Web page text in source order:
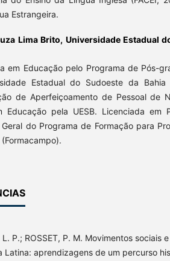
Estrangeira.
Lima Brito, Universidade Estadual
em Educação pelo Programa de Pós-
Estadual do Sudoeste da
de Aperfeiçoamento de Pessoal de
Educação pela UESB. Licenciada em
do Programa de Formação para
L. P.; ROSSET, P. M. Movimentos sociais
Latina: aprendizagens de um percurso